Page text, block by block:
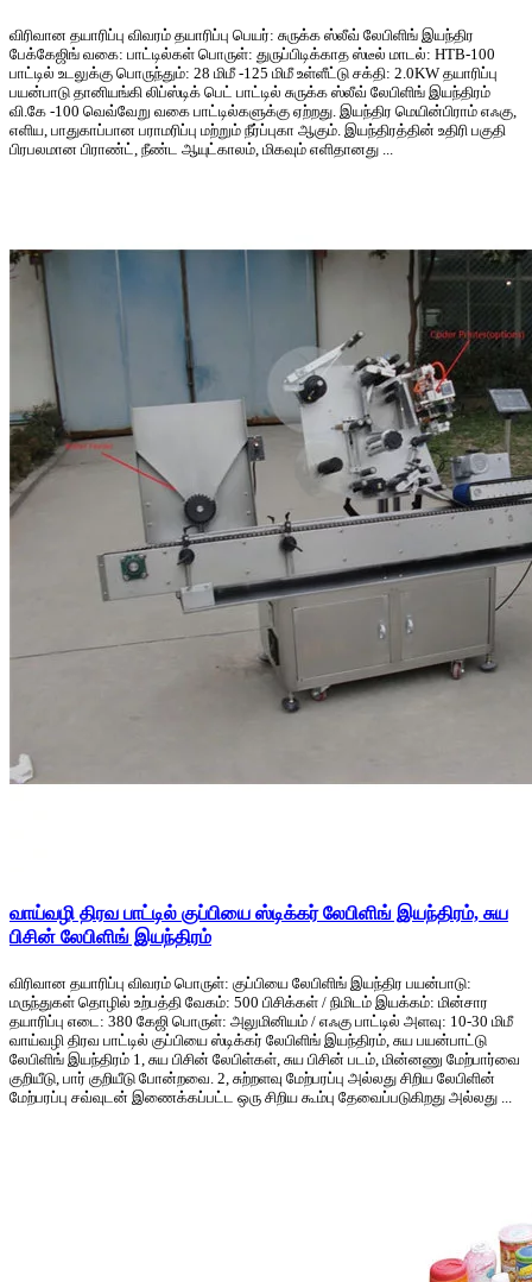
விரிவான தயாரிப்பு விவரம் தயாரிப்பு பெயர்: சுருக்க ஸ்லீவ் லேபிளிங் இயந்திர
பேக்கேஜிங் வகை: பாட்டில்கள் பொருள்: துருப்பிடிக்காத ஸ்டீல் மாடல்: HTB-100
பாட்டில் உடலுக்கு பொருந்தும்: 28 மிமீ -125 மிமீ உள்ளீட்டு சக்தி: 2.0KW தயாரிப்பு
பயன்பாடு தானியங்கி லிப்ஸ்டிக் பெட் பாட்டில் சுருக்க ஸ்லீவ் லேபிளிங் இயந்திரம்
வி.கே -100 வெவ்வேறு வகை பாட்டில்களுக்கு ஏற்றது. இயந்திர மெயின்பிராம் எஃகு,
எளிய, பாதுகாப்பான பராமரிப்பு மற்றும் நீர்ப்புகா ஆகும். இயந்திரத்தின் உதிரி பகுதி
பிரபலமான பிராண்ட், நீண்ட ஆயுட்காலம், மிகவும் எளிதானது ...
வாய்வழி திரவ பாட்டில் குப்பியை ஸ்டிக்கர் லேபிளிங் இயந்திரம், சுய
பிசின் லேபிளிங் இயந்திரம்
விரிவான தயாரிப்பு விவரம் பொருள்: குப்பியை லேபிளிங் இயந்திர பயன்பாடு:
மருந்துகள் தொழில் உற்பத்தி வேகம்: 500 பிசிக்கள் / நிமிடம் இயக்கம்: மின்சார
தயாரிப்பு எடை: 380 கேஜி பொருள்: அலுமினியம் / எஃகு பாட்டில் அளவு: 10-30 மிமீ
வாய்வழி திரவ பாட்டில் குப்பியை ஸ்டிக்கர் லேபிளிங் இயந்திரம், சுய பயன்பாட்டு
லேபிளிங் இயந்திரம் 1, சுய பிசின் லேபிள்கள், சுய பிசின் படம், மின்னணு மேற்பார்வை
குறியீடு, பார் குறியீடு போன்றவை. 2, சுற்றளவு மேற்பரப்பு அல்லது சிறிய லேபிளின்
மேற்பரப்பு சவ்வுடன் இணைக்கப்பட்ட ஒரு சிறிய கூம்பு தேவைப்படுகிறது அல்லது ...